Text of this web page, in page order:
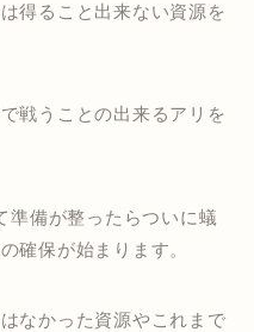
得ること出来ない資源を
戦うことの出来るアリを
準備が整ったらついに蟻
確保が始まります。
なかった資源やこれまで